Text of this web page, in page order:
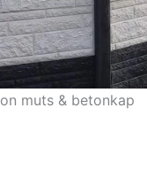
muts & betonkap